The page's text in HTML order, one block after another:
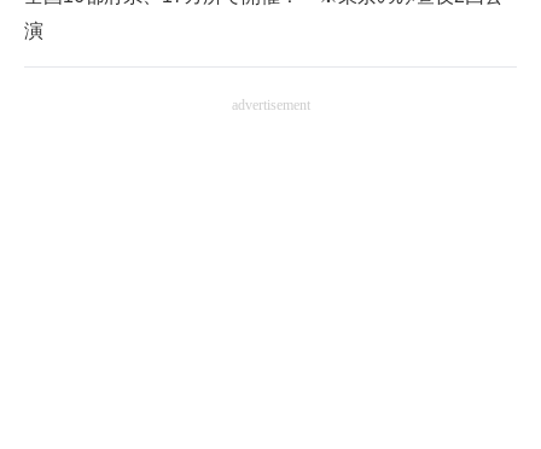
演
advertisement